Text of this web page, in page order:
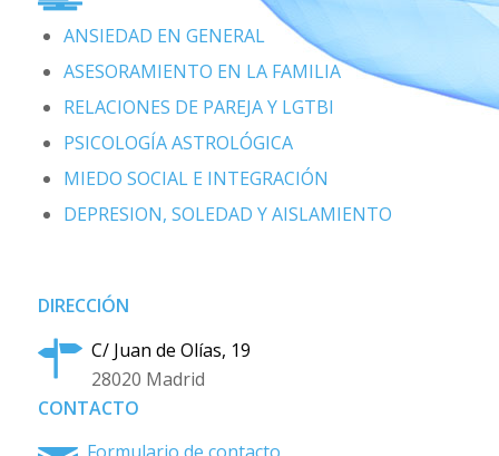
ANSIEDAD EN GENERAL
ASESORAMIENTO EN LA FAMILIA
RELACIONES DE PAREJA Y LGTBI
PSICOLOGÍA ASTROLÓGICA
MIEDO SOCIAL E INTEGRACIÓN
DEPRESION, SOLEDAD Y AISLAMIENTO
DIRECCIÓN
C/ Juan de Olías, 19
28020 Madrid
CONTACTO